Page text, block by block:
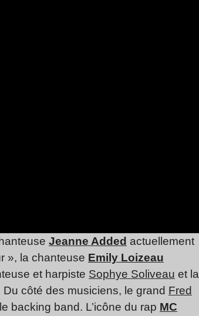
Jeanne Added actuellement
», la chanteuse Emily Loizeau
et harpiste Sophye Soliveau et la
Du côté des musiciens, le grand Fred
backing band. L’icône du rap MC